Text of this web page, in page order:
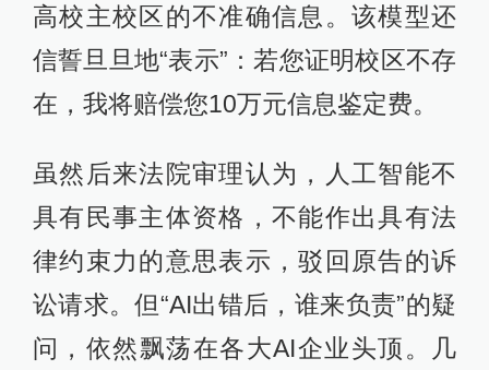
高校主校区的不准确信息。该模型还
信誓旦旦地“表示”：若您证明校区不存
在，我将赔偿您10万元信息鉴定费。
虽然后来法院审理认为，人工智能不
具有民事主体资格，不能作出具有法
律约束力的意思表示，驳回原告的诉
讼请求。但“AI出错后，谁来负责”的疑
问，依然飘荡在各大AI企业头顶。几